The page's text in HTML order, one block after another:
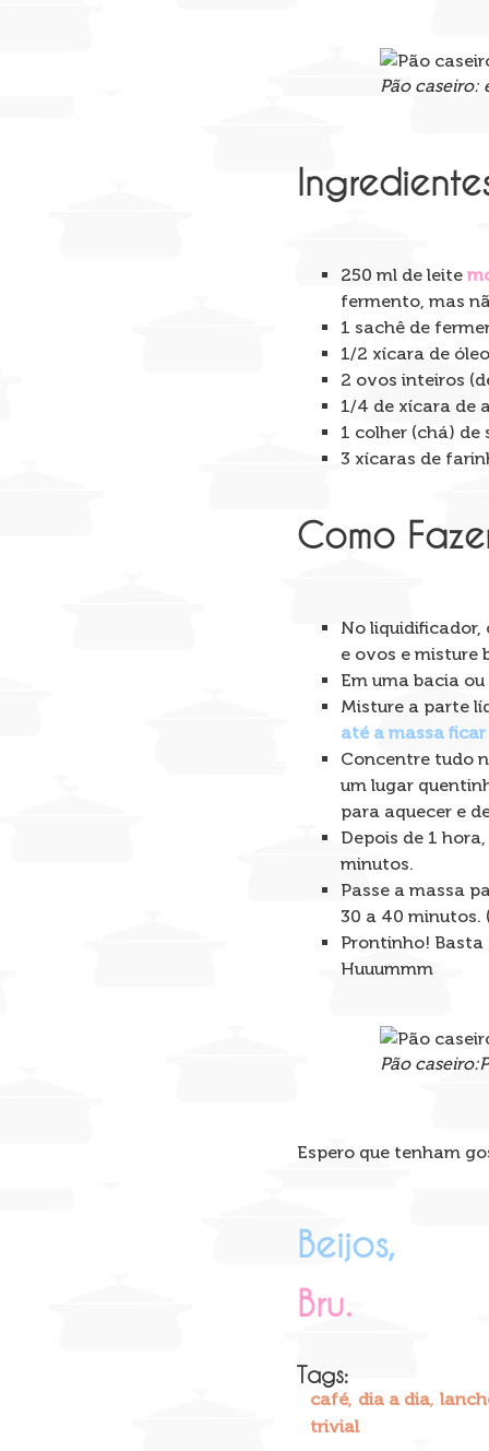
Pão caseiro:
250 ml de leite
fermento, mas
1 sachê de
1/2 xícara de óleo
2 ovos inteiros
1/4 de xícara de
1 colher (chá) de
3 xícaras de
Como
No liquidificador,
e ovos e misture
Em uma bacia
Misture a parte
até a massa
Concentre tudo
um lugar
para aquecer e
Depois de 1
minutos.
Passe a massa
30 a 40 minutos.
Prontinho!
Huuummm
Pão
Espero que tenham
Beijos,
Bru.
Tags:
café, dia a dia,
trivial